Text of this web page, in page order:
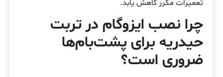
تعمیرات مکرر کاهش یابد.
چرا نصب ایزوگام در تربت
حیدریه برای پشت‌بام‌ها
ضروری است؟